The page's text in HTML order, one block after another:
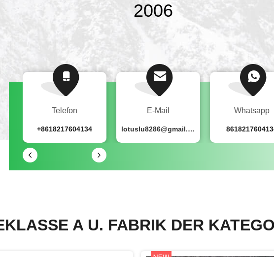
2009
Telefon
+8618217604134
E-Mail
lotuslu8286@gmail.com
Whatsapp
A U. FABRIK DER